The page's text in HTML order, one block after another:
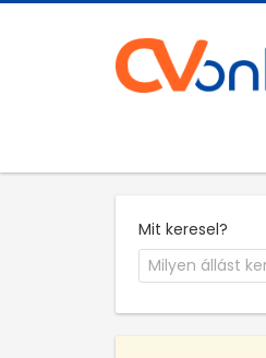
Mit keresel?